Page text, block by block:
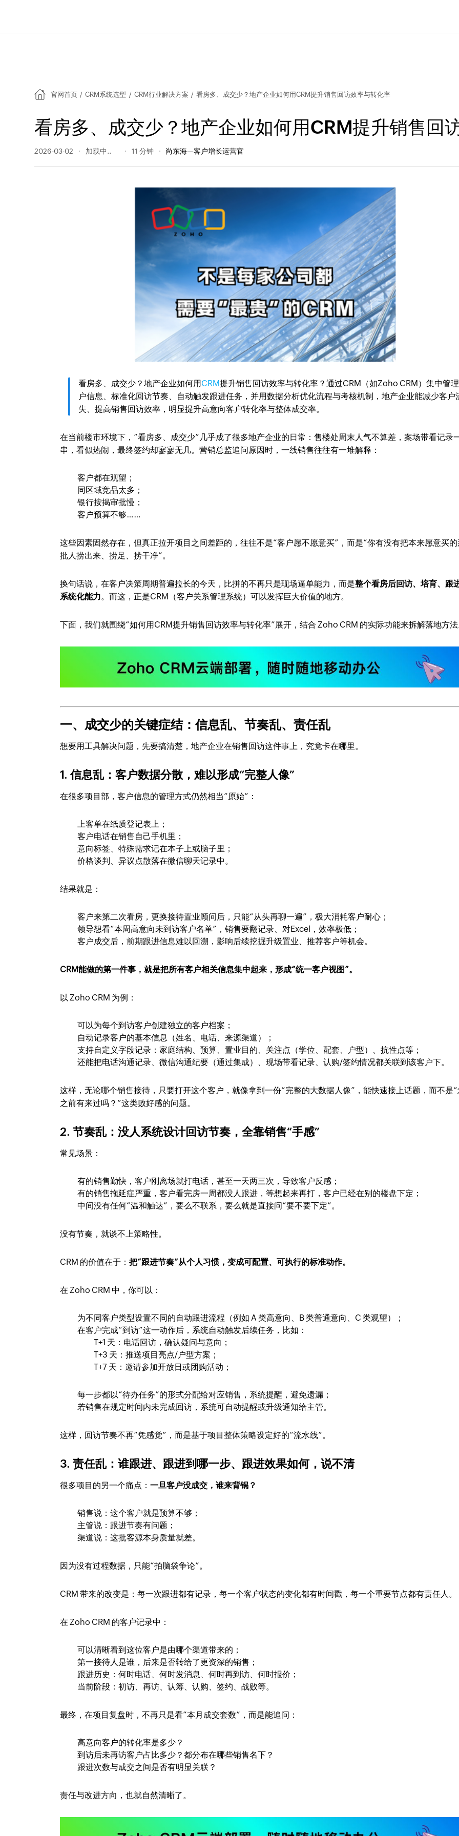
官网首页 / CRM系统选型 / CRM行业解决方案 / 看房多、成交少？地产企业如何用CRM提升销售回访效率与转化率
看房多、成交少？地产企业如何用CRM提升销售回
2026-03-02 217 阅读量 11 分钟 尚东海—客户增长运营官
看房多、成交少？地产企业如何用CRM提升销售回访效率与转化率？通过CRM（如Zoho CRM）集中管
户信息、标准化回访节奏、自动触发跟进任务，并用数据分析优化流程与考核机制，地产企业能减少客户
失、提高销售回访效率，明显提升高意向客户转化率与整体成交率。
在当前楼市环境下，“看房多、成交少”几乎成了很多地产企业的日常：售楼处周末人气不算差，案场带看记录
串，看似热闹，最终签约却寥寥无几。营销总监追问原因时，一线销售往往有一堆解释：
客户都在观望；
同区域竞品太多；
银行按揭审批慢；
客户预算不够……
这些因素固然存在，但真正拉开项目之间差距的，往往不是“客户愿不愿意买”，而是“你有没有把本来愿意买
批人捞出来、捞足、捞干净”。
换句话说，在客户决策周期普遍拉长的今天，比拼的不再只是现场逼单能力，而是整个看房后回访、培育、跟
系统化能力。而这，正是CRM（客户关系管理系统）可以发挥巨大价值的地方。
下面，我们就围绕“如何用CRM提升销售回访效率与转化率”展开，结合 Zoho CRM 的实际功能来拆解落地方
一、成交少的关键症结：信息乱、节奏乱、责任乱
想要用工具解决问题，先要搞清楚，地产企业在销售回访这件事上，究竟卡在哪里。
1. 信息乱：客户数据分散，难以形成“完整人像”
在很多项目部，客户信息的管理方式仍然相当“原始”：
上客单在纸质登记表上；
客户电话在销售自己手机里；
意向标签、特殊需求记在本子上或脑子里；
价格谈判、异议点散落在微信聊天记录中。
结果就是：
客户来第二次看房，更换接待置业顾问后，只能“从头再聊一遍”，极大消耗客户耐心；
领导想看“本周高意向未到访客户名单”，销售要翻记录、对Excel，效率极低；
客户成交后，前期跟进信息难以回溯，影响后续挖掘升级置业、推荐客户等机会。
CRM能做的第一件事，就是把所有客户相关信息集中起来，形成“统一客户视图”。
以 Zoho CRM 为例：
可以为每个到访客户创建独立的客户档案；
自动记录客户的基本信息（姓名、电话、来源渠道）；
支持自定义字段记录：家庭结构、预算、置业目的、关注点（学位、配套、户型）、抗性点等；
还能把电话沟通记录、微信沟通纪要（通过集成）、现场带看记录、认购/签约情况都关联到该客户下。
这样，无论哪个销售接待，只要打开这个客户，就像拿到一份“完整的大数据人像”，能快速接上话题，而不是
之前有来过吗？”这类败好感的问题。
2. 节奏乱：没人系统设计回访节奏，全靠销售“手感”
常见场景：
有的销售勤快，客户刚离场就打电话，甚至一天两三次，导致客户反感；
有的销售拖延症严重，客户看完房一周都没人跟进，等想起来再打，客户已经在别的楼盘下定；
中间没有任何“温和触达”，要么不联系，要么就是直接问“要不要下定”。
没有节奏，就谈不上策略性。
CRM 的价值在于：把“跟进节奏”从个人习惯，变成可配置、可执行的标准动作。
在 Zoho CRM 中，你可以：
为不同客户类型设置不同的自动跟进流程（例如 A 类高意向、B 类普通意向、C 类观望）；
在客户完成“到访”这一动作后，系统自动触发后续任务，比如：
T+1 天：电话回访，确认疑问与意向；
T+3 天：推送项目亮点/户型方案；
T+7 天：邀请参加开放日或团购活动；
每一步都以“待办任务”的形式分配给对应销售，系统提醒，避免遗漏；
若销售在规定时间内未完成回访，系统可自动提醒或升级通知给主管。
这样，回访节奏不再“凭感觉”，而是基于项目整体策略设定好的“流水线”。
3. 责任乱：谁跟进、跟进到哪一步、跟进效果如何，说不清
很多项目的另一个痛点：一旦客户没成交，谁来背锅？
销售说：这个客户就是预算不够；
主管说：跟进节奏有问题；
渠道说：这批客源本身质量就差。
因为没有过程数据，只能“拍脑袋争论”。
CRM 带来的改变是：每一次跟进都有记录，每一个客户状态的变化都有时间戳，每一个重要节点都有责任人。
在 Zoho CRM 的客户记录中：
可以清晰看到这位客户是由哪个渠道带来的；
第一接待人是谁，后来是否转给了更资深的销售；
跟进历史：何时电话、何时发消息、何时再到访、何时报价；
当前阶段：初访、再访、认筹、认购、签约、战败等。
最终，在项目复盘时，不再只是看“本月成交套数”，而是能追问：
高意向客户的转化率是多少？
到访后未再访客户占比多少？都分布在哪些销售名下？
跟进次数与成交之间是否有明显关联？
责任与改进方向，也就自然清晰了。